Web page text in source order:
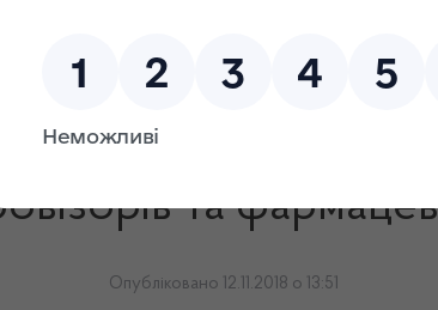
грудня 2018 року о 10.00 відбудеться атестація
2018 року о 10.00
та
Опубліковано 12.11.2018 о 13:51